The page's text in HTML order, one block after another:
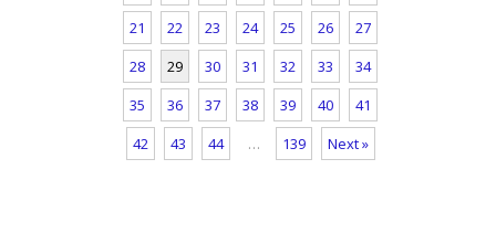
21
22 23 24 25 26
27
28
29 30 31 32 33
34
35
36 37 38 39 40
41
42
43 44 … 139 Next »